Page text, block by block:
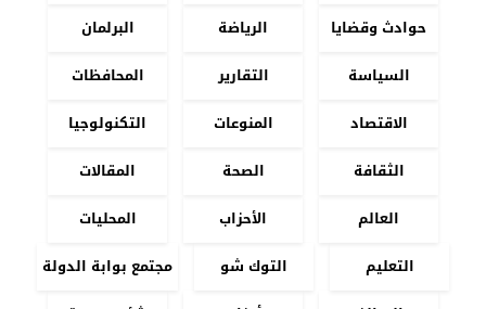
حوادث وقضايا
الرياضة
البرلمان
السياسة
التقارير
المحافظات
الاقتصاد
المنوعات
التكنولوجيا
الثقافة
الصحة
المقالات
العالم
الأحزاب
المحليات
التعليم
التوك شو
مجتمع بوابة الدولة